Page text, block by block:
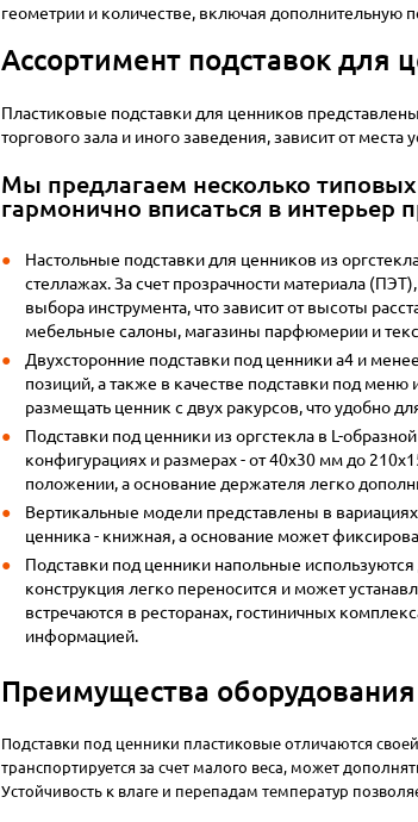
геометрии и количестве, включая дополнительную
Ассортимент подставок для
Пластиковые подставки для ценников
торгового зала и иного заведения, зависит от
Мы предлагаем несколько
гармонично вписаться в
Настольные подставки для ценников из
стеллажах. За счет прозрачности материала
выбора инструмента, что зависит от высоты
мебельные салоны, магазины парфюмерии и
Двухсторонние подставки под ценники а4 и
позиций, а также в качестве подставки под
размещать ценник с двух ракурсов, что удобно
Подставки под ценники из оргстекла в L-
конфигурациях и размерах - от 40x30 мм до
положении, а основание держателя легко
Вертикальные модели представлены в
ценника - книжная, а основание может
Подставки под ценники напольные
конструкция легко переносится и может
встречаются в ресторанах, гостиничных
информацией.
Преимущества оборудования
Подставки под ценники пластиковые отличаются
транспортируется за счет малого веса, может
Устойчивость к влаге и перепадам температур